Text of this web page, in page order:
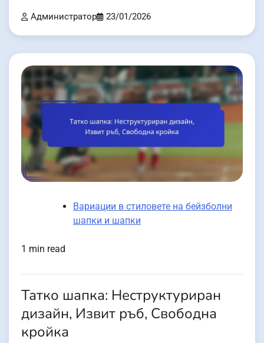
Администратор 23/01/2026
Вариации в стиловете на бейзболни
шапки и шапки
1 min read
Татко шапка: Неструктуриран
дизайн, Извит ръб, Свободна
кройка